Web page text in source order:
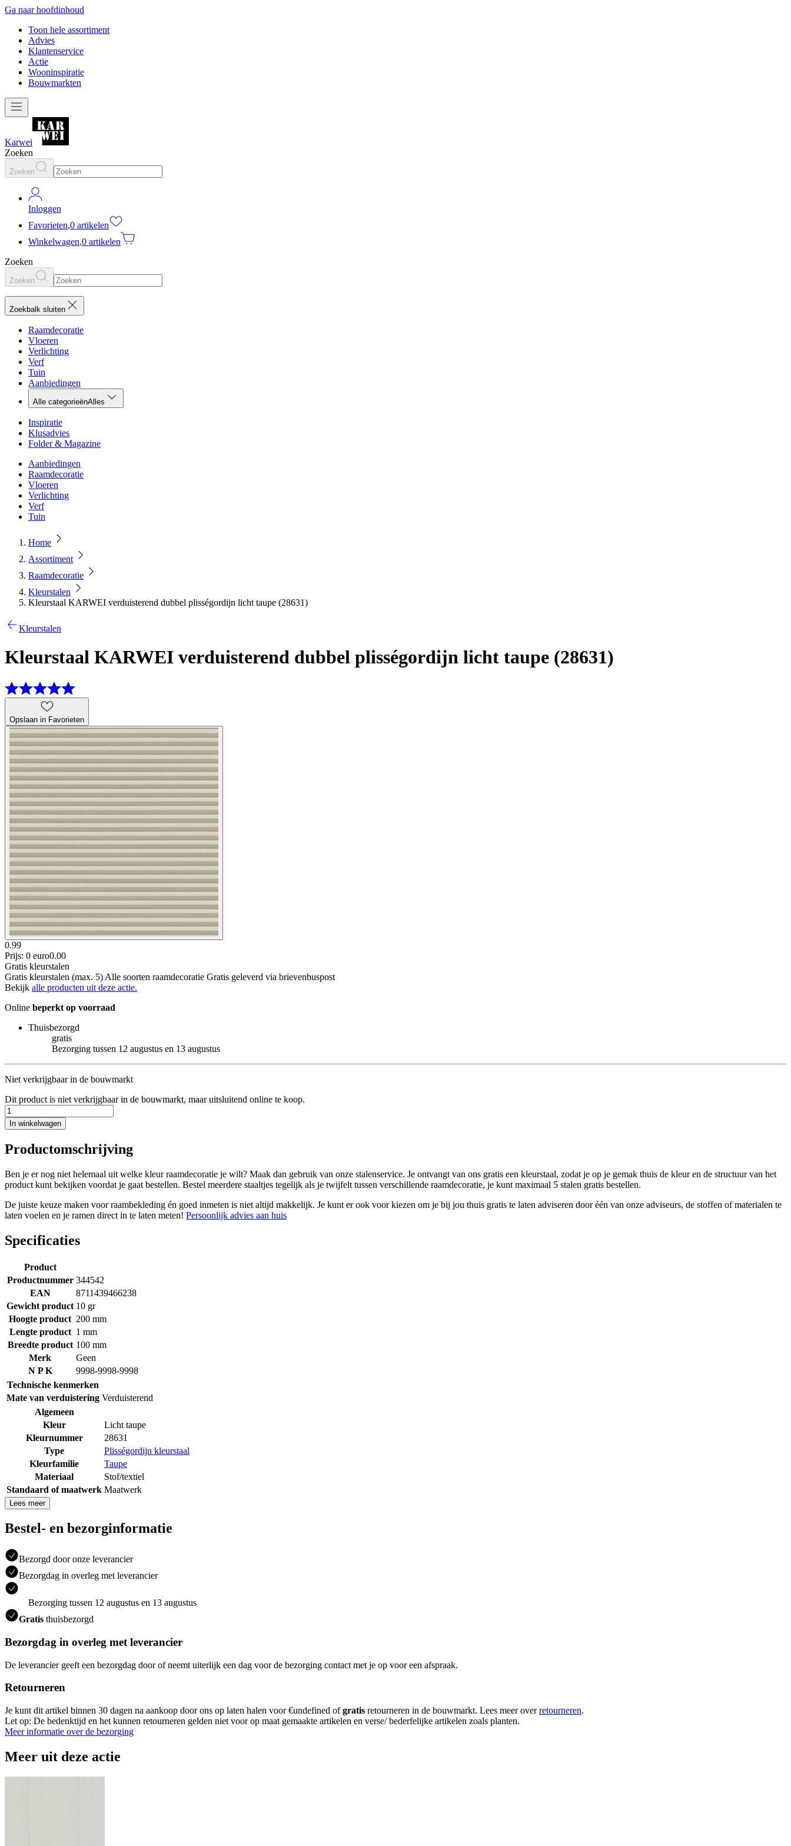
Ga naar hoofdinhoud
Toon hele assortiment
Advies
Klantenservice
Actie
Wooninspiratie
Bouwmarkten
Karwei
Zoeken
Zoeken
Inloggen
Favorieten,0 artikelen
Winkelwagen,0 artikelen
Zoeken
Zoeken
Zoekbalk sluiten
Raamdecoratie
Vloeren
Verlichting
Verf
Tuin
Aanbiedingen
Alle categorieënAlles
Inspiratie
Klusadvies
Folder & Magazine
Aanbiedingen
Raamdecoratie
Vloeren
Verlichting
Verf
Tuin
Home
Assortiment
Raamdecoratie
Kleurstalen
Kleurstaal KARWEI verduisterend dubbel plisségordijn licht taupe (28631)
Kleurstalen
Kleurstaal KARWEI verduisterend dubbel plisségordijn licht taupe (28631)
Opslaan in Favorieten
0.99
Prijs: 0 euro0.00
Gratis kleurstalen
Gratis kleurstalen (max. 5) Alle soorten raamdecoratie Gratis geleverd via brievenbuspost
Bekijk alle producten uit deze actie.
Online beperkt op voorraad
Thuisbezorgd
gratis
Bezorging tussen 12 augustus en 13 augustus
Niet verkrijgbaar in de bouwmarkt
Dit product is niet verkrijgbaar in de bouwmarkt, maar uitsluitend online te koop.
In winkelwagen
Productomschrijving
Ben je er nog niet helemaal uit welke kleur raamdecoratie je wilt? Maak dan gebruik van onze stalenservice. Je ontvangt van ons gratis een kleurstaal, zodat je op je gemak thuis de kleur en de structuur van het
product kunt bekijken voordat je gaat bestellen. Bestel meerdere staaltjes tegelijk als je twijfelt tussen verschillende raamdecoratie, je kunt maximaal 5 stalen gratis bestellen.
De juiste keuze maken voor raambekleding én goed inmeten is niet altijd makkelijk. Je kunt er ook voor kiezen om je bij jou thuis gratis te laten adviseren door één van onze adviseurs, de stoffen of materialen te
laten voelen en je ramen direct in te laten meten! Persoonlijk advies aan huis
Specificaties
Product
Productnummer 344542
EAN
8711439466238
Gewicht product 10 gr
Hoogte product 200 mm
Lengte product 1 mm
Breedte product 100 mm
Merk
Geen
N P K
9998-9998-9998
Technische kenmerken
Mate van verduistering Verduisterend
Algemeen
Kleur
Licht taupe
Kleurnummer
28631
Type
Plisségordijn kleurstaal
Kleurfamilie
Taupe
Materiaal
Stof/textiel
Standaard of maatwerk Maatwerk
Lees meer
Bestel- en bezorginformatie
Bezorgd door onze leverancier
Bezorgdag in overleg met leverancier
Bezorging tussen 12 augustus en 13 augustus
Gratis thuisbezorgd
Bezorgdag in overleg met leverancier
De leverancier geeft een bezorgdag door of neemt uiterlijk een dag voor de bezorging contact met je op voor een afspraak.
Retourneren
Je kunt dit artikel binnen 30 dagen na aankoop door ons op laten halen voor €undefined ofgratis retourneren in de bouwmarkt. Lees meer overretourneren.
Let op: De bedenktijd en het kunnen retourneren gelden niet voor op maat gemaakte artikelen en verse/ bederfelijke artikelen zoals planten.
Meer informatie over de bezorging
Meer uit deze actie